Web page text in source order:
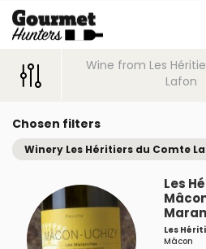
Wine from Les
Lafon
Chosen filters
Winery Les Héritiers du Comte
Les
Les
Mâcon